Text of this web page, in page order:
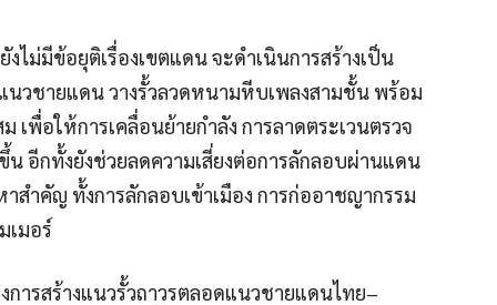
ม่มีข้อยุติเรื่องเขตแดน จะดำเนินการสร้างเป็น
นวชายแดน วางรั้วลวดหนามหีบเพลงสามชั้น พร้อม
เพื่อให้การเคลื่อนย้ายกำลัง การลาดตระเวนตรวจ
อีกทั้งยังช่วยลดความเสี่ยงต่อการลักลอบผ่านแดน
ำคัญ ทั้งการลักลอบเข้าเมือง การก่ออาชญากรรม
เมอร์
การสร้างแนวรั้วถาวรตลอดแนวชายแดนไทย–